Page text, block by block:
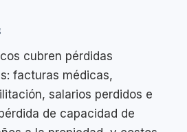
cubren pérdidas
facturas médicas,
salarios perdidos e
de capacidad de